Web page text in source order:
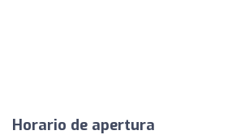
Horario de apertura